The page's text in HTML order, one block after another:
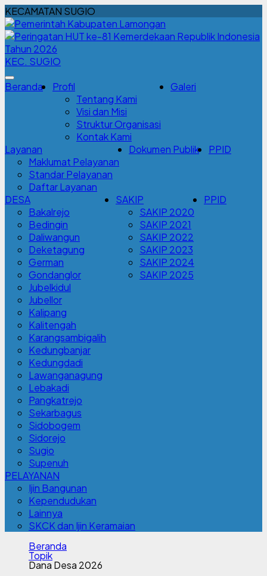
KECAMATAN SUGIO
KEC. SUGIO
Beranda
Profil
Tentang Kami
Visi dan Misi
Struktur Organisasi
Kontak Kami
Galeri
Layanan
Maklumat Pelayanan
Standar Pelayanan
Daftar Layanan
Dokumen Publik PPID
DESA
Bakalrejo
Bedingin
Daliwangun
Deketagung
German
Gondanglor
Jubelkidul
Jubellor
Kalipang
Kalitengah
Karangsambigalih
Kedungbanjar
Kedungdadi
Lawanganagung
Lebakadi
Pangkatrejo
Sekarbagus
Sidobogem
Sidorejo
Sugio
Supenuh
SAKIP
SAKIP 2020
SAKIP 2021
SAKIP 2022
SAKIP 2023
SAKIP 2024
SAKIP 2025
PPID
PELAYANAN
Ijin Bangunan
Kependudukan
Lainnya
SKCK dan Ijin Keramaian
Beranda
Topik
Dana Desa 2026